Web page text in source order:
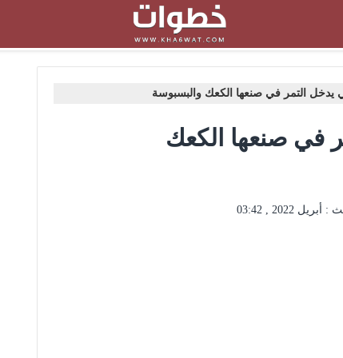
يدخل التمر في صنعها الكعك والبسبوسة
في صنعها الكعك
: أبريل 2022 , 03:42